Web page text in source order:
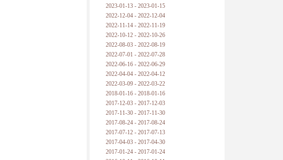
2023-01-13 - 2023-01-15
2022-12-04 - 2022-12-04
2022-11-14 - 2022-11-19
2022-10-12 - 2022-10-26
2022-08-03 - 2022-08-19
2022-07-01 - 2022-07-28
2022-06-16 - 2022-06-29
2022-04-04 - 2022-04-12
2022-03-09 - 2022-03-22
2018-01-16 - 2018-01-16
2017-12-03 - 2017-12-03
2017-11-30 - 2017-11-30
2017-08-24 - 2017-08-24
2017-07-12 - 2017-07-13
2017-04-03 - 2017-04-30
2017-01-24 - 2017-01-24